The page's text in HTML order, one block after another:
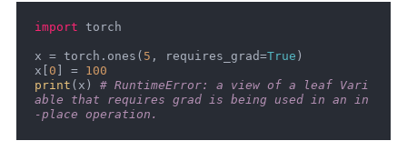
import torch
x = torch.ones( 5 , requires_grad=True )
x[ 0 ] = 100
print (x) # RuntimeError: a view of a leaf Vari
able that requires grad is being used in an in
-place operation.